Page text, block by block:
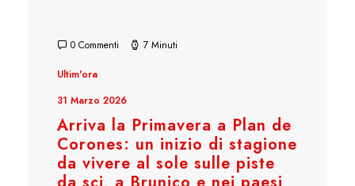
0 Commenti 7 Minuti
Ultim'ora
31 Marzo 2026
Arriva la Primavera a Plan de
Corones: un inizio di stagione
da vivere al sole sulle piste